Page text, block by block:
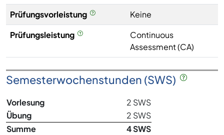
Prüfungsvorleistung
Keine
Prüfungsleistung
Continuous
Assessment (CA)
Semesterwochenstunden (SWS)
Vorlesung
2 SWS
Übung
2 SWS
Summe
4 SWS